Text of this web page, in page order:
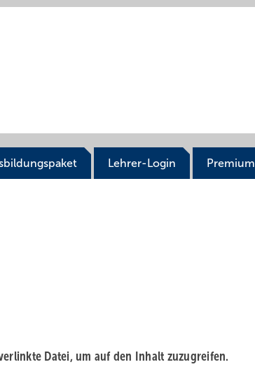
Lehrer-Login Premium
Datei, um auf den Inhalt zuzugreifen.